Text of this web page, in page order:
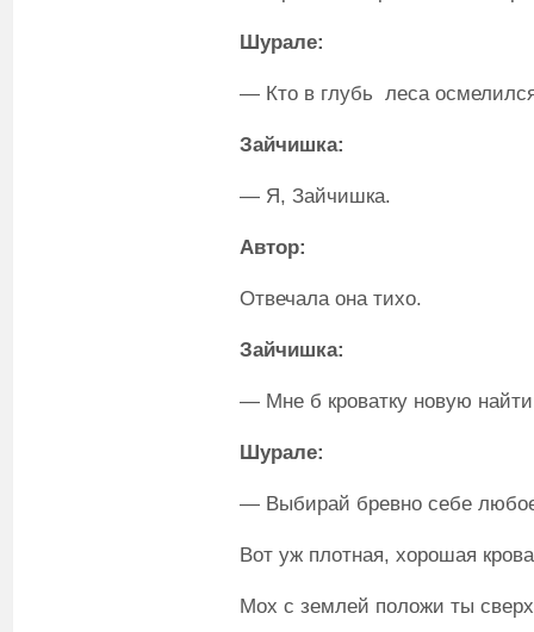
Шурале:
— Кто в глубь леса
Зайчишка:
— Я, Зайчишка.
Автор:
Отвечала она тихо.
Зайчишка:
— Мне б кроватку новую
Шурале:
— Выбирай бревно себе
Вот уж плотная, хорошая
Мох с землей положи ты